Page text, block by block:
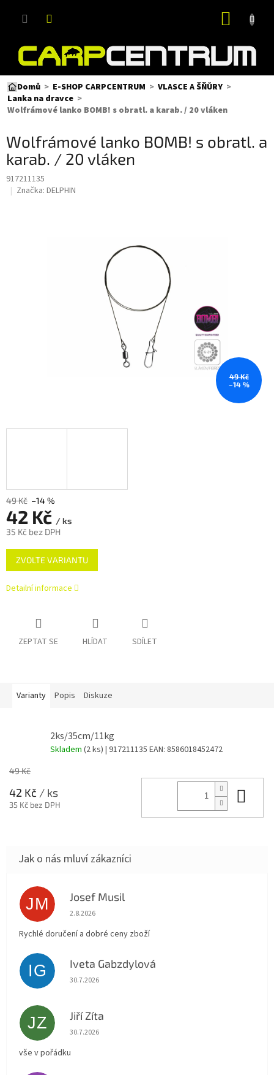
Domů E-SHOP CARPCENTRUM
VLASCE A ŠŇŮRY
Lanka na dravce
Wolfrámové lanko BOMB! s obratl. a karab. / 20 vláken
Wolfrámové lanko BOMB! s obratl. a
karab. / 20 vláken
917211135
Značka: DELPHIN
49 Kč
–14 %
49 Kč –14 %
42 Kč / ks
35 Kč bez DPH
Měrná
cena:
ZVOLTE VARIANTU
Detailní informace
ZEPTAT SE HLÍDAT SDÍLET
Varianty Popis Diskuze
2ks/35cm/11kg
Skladem (2 ks) | 917211135 EAN: 8586018452472
49 Kč
42 Kč / ks
35 Kč bez DPH
JM Josef Musil
Hodnocení obchodu je 5 z 5 hvězdiček.
2.8.2026
Rychlé doručení a dobré ceny zboží
IG Iveta Gabzdylová
Hodnocení obchodu je 5 z 5 hvězdiček.
30.7.2026
JZ Jiří Zíta
Hodnocení obchodu je 5 z 5 hvězdiček.
30.7.2026
vše v pořádku